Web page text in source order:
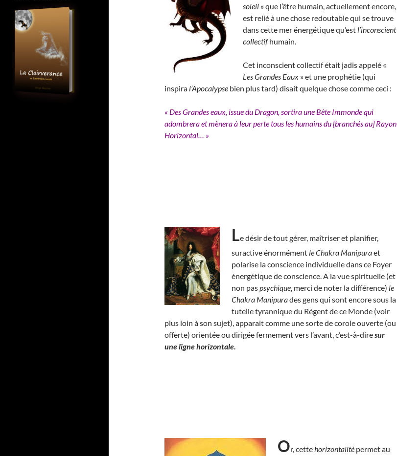
soleil » que l’être humain, actuellement encore,
est relié à une chose redoutable qui se trouve
dans cette mer énergétique qu’est l’inconscient
collectifhumain.
Cet inconscient collectif était jadis appelé «
Les Grandes Eaux » et une prophétie (qui
inspira l’Apocalypse bien plus tard) disait quelque chose comme ceci :
« Des Grandes eaux, issue du Dragon, sortira une Bête Immonde qui
adombrera et mènera à leur perte tous les humains du [branchés au] Rayon
Horizontal… »
Le désir de tout gérer, maîtriser et planifier,
suractive énormément le Chakra Manipuraet
polarise la conscience individuelle dans ce Foyer
énergétique de conscience. A la vue spirituelle (et
non paspsychique, merci de noter la différence) le
Chakra Manipurades gens qui sont encore sous la
tutelle tyrannique du Régent de ce Monde (voir
plus loin à son sujet), apparait comme une sorte de corole ouverte (ou
offerte) orientée ou dirigée fermement vers l’avant, c’est-à-diresur
une ligne horizontale.
Or, cettehorizontalité permet au